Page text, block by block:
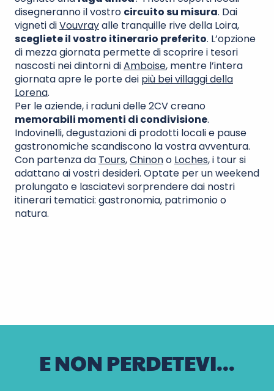
disegneranno il vostro circuito su misura. Dai
vigneti diVouvrayalle tranquille rive della Loira,
scegliete il vostro itinerario preferito. L’opzione
di mezza giornata permette di scoprire i tesori
nascosti nei dintorni diAmboise, mentre l’intera
giornata apre le porte dei più bei villaggi della
Lorena.
Per le aziende, i raduni delle 2CV creano
memorabili momenti di condivisione.
Indovinelli, degustazioni di prodotti locali e pause
gastronomiche scandiscono la vostra avventura.
Con partenza da Tours,Chinono Loches, i tour si
adattano ai vostri desideri. Optate per un weekend
prolungato e lasciatevi sorprendere dai nostri
itinerari tematici: gastronomia, patrimonio o
natura.
E NON PERDETEVI...